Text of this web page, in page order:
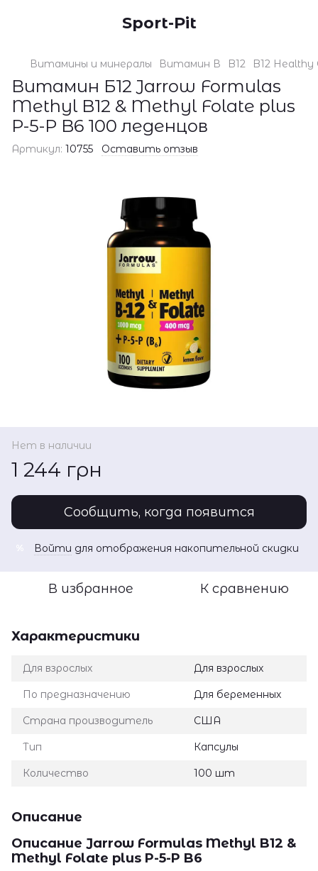
Sport-Pit
Витамины и минералы Витамин В B12 B12 Healthy
Витамин Б12 Jarrow Formulas
Methyl B12 & Methyl Folate plus
P-5-P B6 100 леденцов
Артикул: 10755 Оставить отзыв
Нет в наличии
1 244 грн
Сообщить, когда появится
Войти для отображения накопительной скидки
В избранное К сравнению
Характеристики
Для взрослых Для взрослых
По предназначению Для беременных
Страна производитель США
Тип Капсулы
Количество 100 шт
Описание
Описание Jarrow Formulas Methyl B12 &
Methyl Folate plus P-5-P B6